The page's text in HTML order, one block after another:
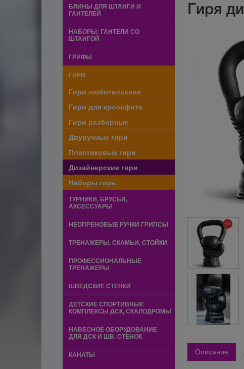
БЛИНЫ ДЛЯ ШТАНГИ И
ГАНТЕЛЕЙ
НАБОРЫ: ГАНТЕЛИ СО
ШТАНГОЙ
ГРИФЫ
ГИРИ
Гири любительские
Гири для кроссфита
Гири разборные
Двуручные гири
Пластиковые гири
Дизайнерские гири
Наборы гирь
ТУРНИКИ, БРУСЬЯ,
АКСЕССУАРЫ
НЕОПРЕНОВЫЕ РУЧКИ ГРИПСЫ
ТРЕНАЖЕРЫ, СКАМЬИ, СТОЙКИ
ПРОФЕССИОНАЛЬНЫЕ
ТРЕНАЖЕРЫ
ШВЕДСКИЕ СТЕНКИ
ДЕТСКИЕ СПОРТИВНЫЕ
КОМПЛЕКСЫ ДСК, СКАЛОДРОМЫ
НАВЕСНОЕ ОБОРУДОВАНИЕ
ДЛЯ ДСК И ШВ. СТЕНОК
КАНАТЫ
Гиря
Описание